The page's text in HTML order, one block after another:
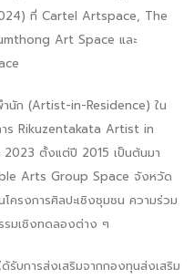
ที่ Cartel Artspace, The
Art Space และ
ำนัก (Artist-in-Residence) ใน
าร Rikuzentakata Artist in
2023 ตั้งแต่ปี 2015 เป็นต้นมา
Arts Group Space จังหวัด
ครงการศิลปะเชิงชุมชน ความร่วม
รมเชิงทดลองต่าง ๆ
รับการส่งเสริมจากกองทุนส่งเสริม